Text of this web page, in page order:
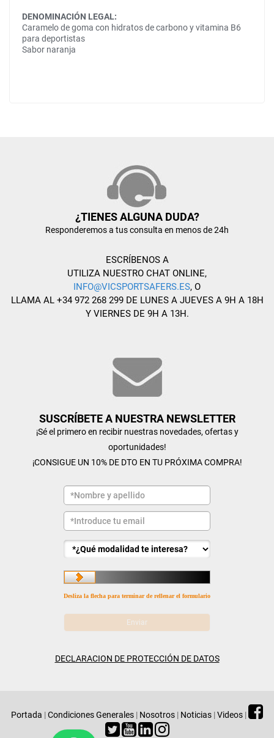
DENOMINACIÓN LEGAL:
Caramelo de goma con hidratos de carbono y vitamina B6
para deportistas
Sabor naranja
¿TIENES ALGUNA DUDA?
Responderemos a tus consulta en menos de 24h
ESCRÍBENOS A
UTILIZA NUESTRO CHAT ONLINE,
INFO@VICSPORTSAFERS.ES, O
LLAMA AL +34 972 268 299 DE LUNES A JUEVES A 9H A 18H
Y VIERNES DE 9H A 13H.
SUSCRÍBETE A NUESTRA NEWSLETTER
¡Sé el primero en recibir nuestras novedades, ofertas y
oportunidades!
¡CONSIGUE UN 10% DE DTO EN TU PRÓXIMA COMPRA!
Desliza la flecha para terminar de rellenar el formulario
DECLARACION DE PROTECCIÓN DE DATOS
Portada |Condiciones Generales | Nosotros | Noticias |Videos |